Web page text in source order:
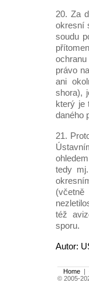
20. Za
okresní
soudu
právo
ani
shora),
který je
daného
21.
tedy
též
sporu.
Autor:
Home |
© 2005-